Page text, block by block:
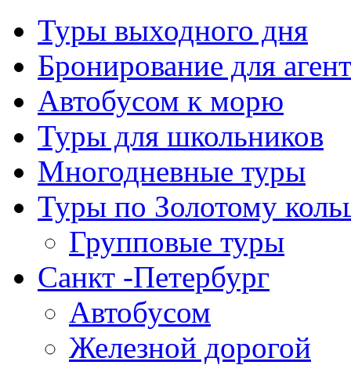
Туры выходного дня
Бронирование для
Автобусом к морю
Туры для школьников
Многодневные туры
Туры по Золотому
Групповые туры
Санкт -Петербург
Автобусом
Железной дорогой